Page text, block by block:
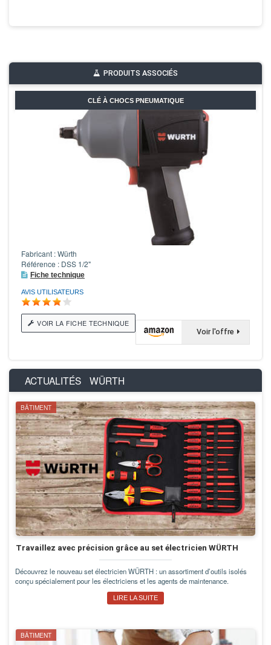
PRODUITS ASSOCIÉS
CLÉ À CHOCS PNEUMATIQUE
Fabricant : Würth
Référence : DSS 1/2"
Fiche technique
AVIS UTILISATEURS
VOIR LA FICHE TECHNIQUE
Voir l'offre
ACTUALITÉS WÜRTH
BÂTIMENT
Travaillez avec précision grâce au set électricien WÜRTH
Découvrez le nouveau set électricien WÜRTH : un assortiment d’outils isolés
conçu spécialement pour les électriciens et les agents de maintenance.
LIRE LA SUITE
BÂTIMENT